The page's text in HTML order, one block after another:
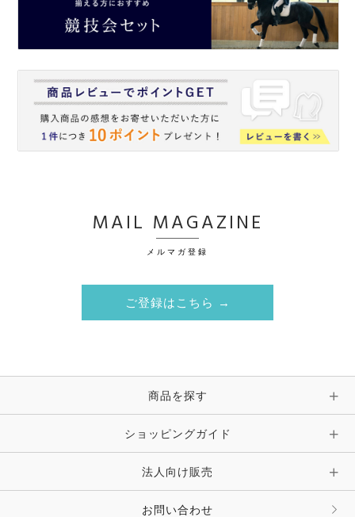
MAIL MAGAZINE
メルマガ登録
ご登録はこちら →
商品を探す
ショッピングガイド
法人向け販売
お問い合わせ